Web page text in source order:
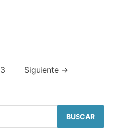
3 Siguiente →